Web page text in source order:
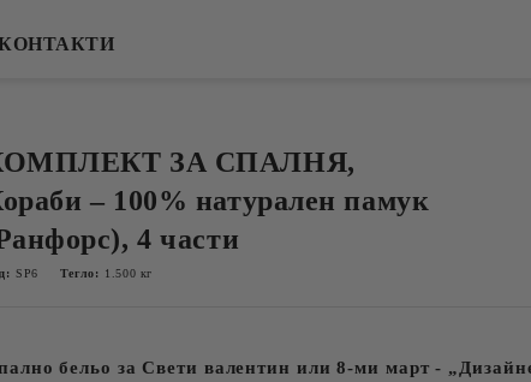
ЗА СПАЛНЯ,
– 100% натурален памук
4 части
SP6 Тегло: 1.500 кг
бельо за Свети валентин или 8-ми март -